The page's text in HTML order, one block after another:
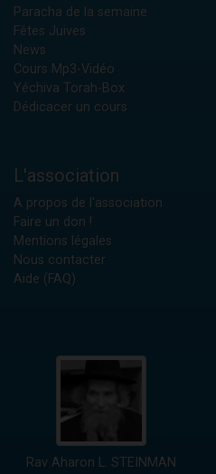
Paracha de la semaine
Fêtes Juives
News
Cours Mp3-Vidéo
Yéchiva Torah-Box
Dédicacer un cours
L'association
A propos de l'association
Faire un don !
Mentions légales
Nous contacter
Aide (FAQ)
Rav Aharon L. STEINMAN